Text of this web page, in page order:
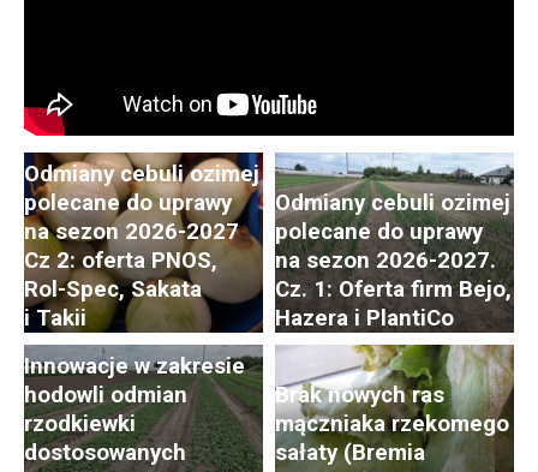
Odmiany cebuli ozimej
polecane do uprawy
na sezon 2026-2027
Cz 2: oferta PNOS,
Rol-Spec, Sakata
i Takii
Odmiany cebuli ozimej
polecane do uprawy
na sezon 2026-2027.
Cz. 1: Oferta firm Bejo,
Hazera i PlantiCo
Postępy i trendy
w hodowli i uprawie
rzodkiewki. Cz. 2:
Innowacje w zakresie
hodowli odmian
rzodkiewki
dostosowanych
Brak nowych ras
mączniaka rzekomego
sałaty (Bremia